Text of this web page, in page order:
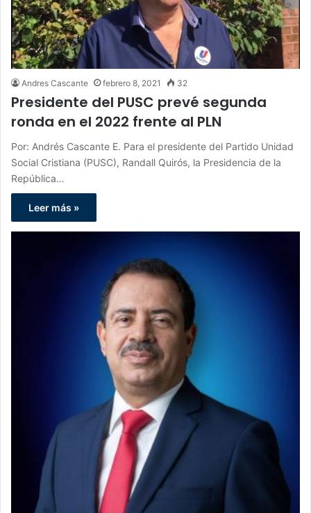
Andres Cascante febrero 8, 2021 32
Presidente del PUSC prevé segunda
ronda en el 2022 frente al PLN
Por: Andrés Cascante E. Para el presidente del Partido Unidad
Social Cristiana (PUSC), Randall Quirós, la Presidencia de la
República…
Leer más »